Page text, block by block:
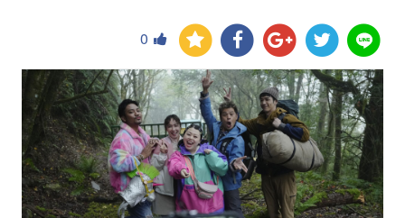
曝
光
渡
邊
0